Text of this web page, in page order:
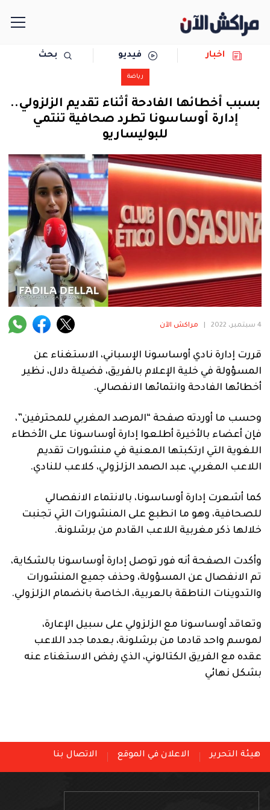
سياسة
رياضة
حوادث
دولية
المرأة
فنية
منوعة
آراء
اخبار فيديو بحث
رياضة
بسبب أخطائها الفادحة أثناء تقديم الزلزولي..
إدارة أوساسونا تطرد صحافية تنتمي
للبوليساريو
4 سبتمبر، 2022 مراكش الآن
قررت إدارة نادي أوساسونا الإسباني، الاستغناء عن
المسؤولة في خلية الإعلام بالفريق، فضيلة دلال، نظير
أخطائها الفادحة وانتمائها الانفصالي.
وحسب ما أوردته صفحة “المرصد المغربي للمحترفين”،
فإن أعضاء بالأخيرة أطلعوا إدارة أوساسونا على الأخطاء
اللغوية التي ارتكبتها المعنية في منشورات تقديم
اللاعب المغربي، عبد الصمد الزلزولي، كلاعب للنادي.
كما أشعرت إدارة أوساسونا، بالانتماء الانفصالي
للصحافية، وهو ما انطبع على المنشورات التي تجنبت
خلالها ذكر مغربية اللاعب القادم من برشلونة.
وأكدت الصفحة أنه فور توصل إدارة أوساسونا بالشكاية،
تم الانفصال عن المسؤولة، وحذف جميع المنشورات
والتدوينات الناطقة بالعربية، الخاصة بانضمام الزلزولي.
وتعاقد أوساسونا مع الزلزولي على سبيل الإعارة،
لموسم واحد قادما من برشلونة، بعدما جدد اللاعب
عقده مع الفريق الكتالوني، الذي رفض الاستغناء عنه
بشكل نهائي
هيئة التحرير الاعلان في الموقع الاتصال بنا